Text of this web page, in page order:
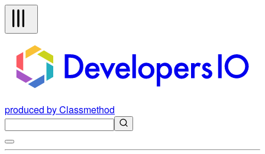
produced by Classmethod